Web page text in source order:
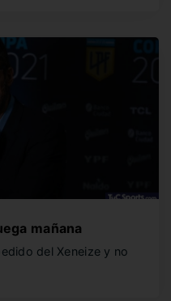
mañana
del Xeneize y no